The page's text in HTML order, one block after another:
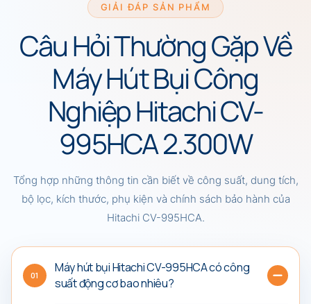
GIẢI ĐÁP SẢN PHẨM
Câu Hỏi Thường Gặp Về
Máy Hút Bụi Công
Nghiệp Hitachi CV-
995HCA 2.300W
Tổng hợp những thông tin cần biết về công suất, dung tích,
bộ lọc, kích thước, phụ kiện và chính sách bảo hành của
Hitachi CV-995HCA.
01
Máy hút bụi Hitachi CV-995HCA có công
suất động cơ bao nhiêu?